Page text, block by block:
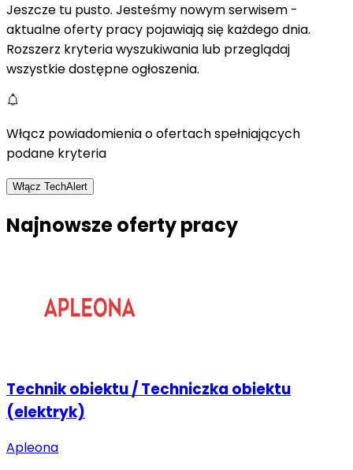
Jeszcze tu pusto. Jesteśmy nowym serwisem -
aktualne oferty pracy pojawiają się każdego dnia.
Rozszerz kryteria wyszukiwania lub przeglądaj
wszystkie dostępne ogłoszenia.
Włącz powiadomienia o ofertach spełniających
podane kryteria
Włącz TechAlert
Najnowsze oferty pracy
Technik obiektu / Techniczka obiektu
(elektryk)
Apleona